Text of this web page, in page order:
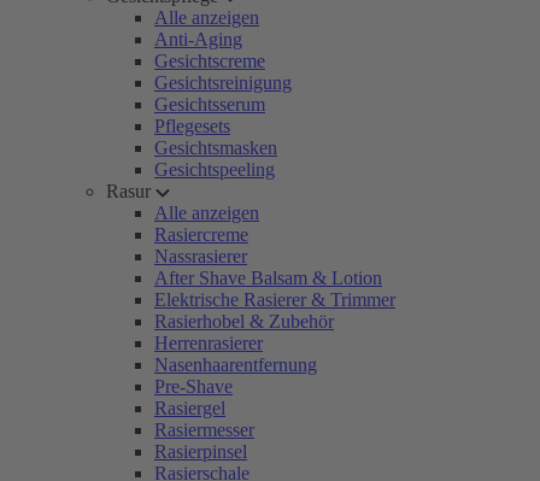
Alle anzeigen
Anti-Aging
Gesichtscreme
Gesichtsreinigung
Gesichtsserum
Pflegesets
Gesichtsmasken
Gesichtspeeling
Rasur
Alle anzeigen
Rasiercreme
Nassrasierer
After Shave Balsam & Lotion
Elektrische Rasierer & Trimmer
Rasierhobel & Zubehör
Herrenrasierer
Nasenhaarentfernung
Pre-Shave
Rasiergel
Rasiermesser
Rasierpinsel
Rasierschale